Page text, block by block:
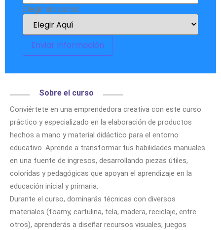
Elegir un curso:
Enviar Información
Sobre el curso
Conviértete en una emprendedora creativa con este curso
práctico y especializado en la elaboración de productos
hechos a mano y material didáctico para el entorno
educativo. Aprende a transformar tus habilidades manuales
en una fuente de ingresos, desarrollando piezas útiles,
coloridas y pedagógicas que apoyan el aprendizaje en la
educación inicial y primaria.
Durante el curso, dominarás técnicas con diversos
materiales (foamy, cartulina, tela, madera, reciclaje, entre
otros), aprenderás a diseñar recursos visuales, juegos